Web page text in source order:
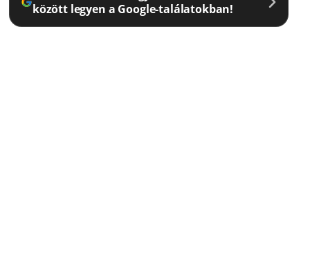
között legyen a Google-találatokban!